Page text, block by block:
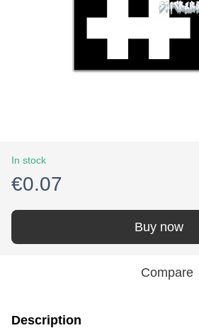
In stock
€0.07
Buy now
Compare
Description